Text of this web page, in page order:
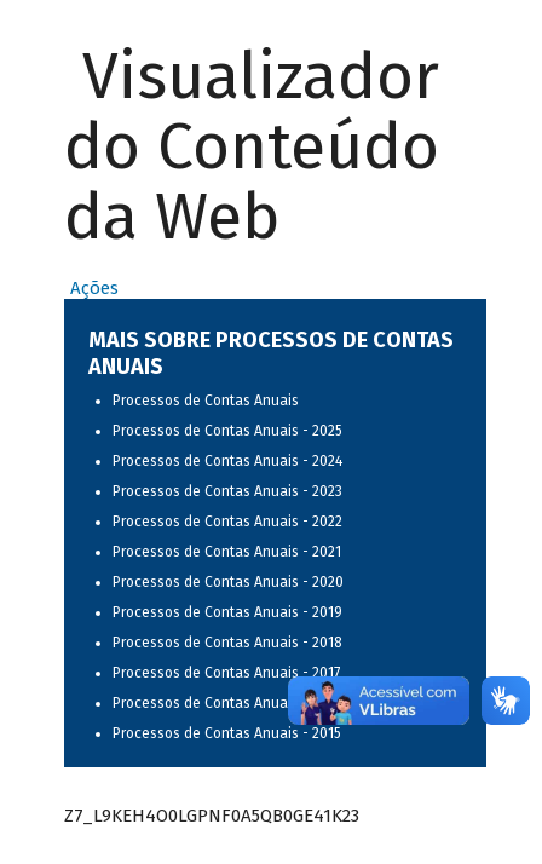
Visualizador
do Conteúdo
da Web
Ações
MAIS SOBRE PROCESSOS DE CONTAS
ANUAIS
Processos de Contas Anuais
Processos de Contas Anuais - 2025
Processos de Contas Anuais - 2024
Processos de Contas Anuais - 2023
Processos de Contas Anuais - 2022
Processos de Contas Anuais - 2021
Processos de Contas Anuais - 2020
Processos de Contas Anuais - 2019
Processos de Contas Anuais - 2018
Processos de Contas Anuais - 2017
Processos de Contas Anuais - 2016
Processos de Contas Anuais - 2015
Z7_L9KEH4O0LGPNF0A5QB0GE41K23